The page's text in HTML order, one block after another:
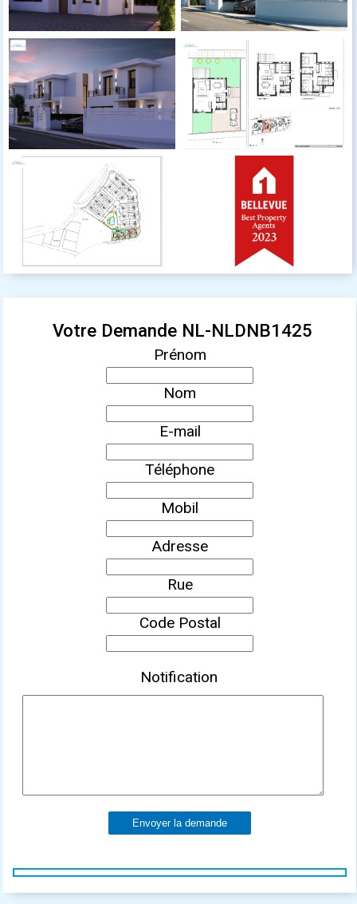
Votre Demande NL-NLDNB1425
Prénom
Nom
E-mail
Téléphone
Mobil
Adresse
Rue
Code Postal
Notification
Envoyer la demande